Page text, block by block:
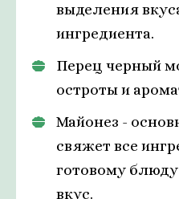
выделения
ингредиента.
Перец черный
остроты и
Майонез -
свяжет все
готовому
вкус.